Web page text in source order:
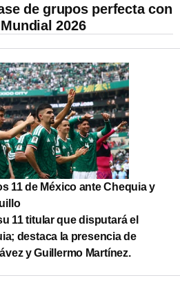
de grupos perfecta con
2026
11 de México ante Chequia y
11 titular que disputará el
destaca la presencia de
y Guillermo Martínez.